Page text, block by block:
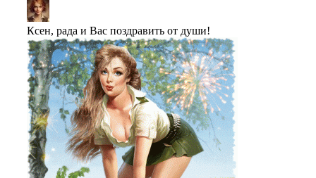
Ксен, рада и Вас поздравить от души!